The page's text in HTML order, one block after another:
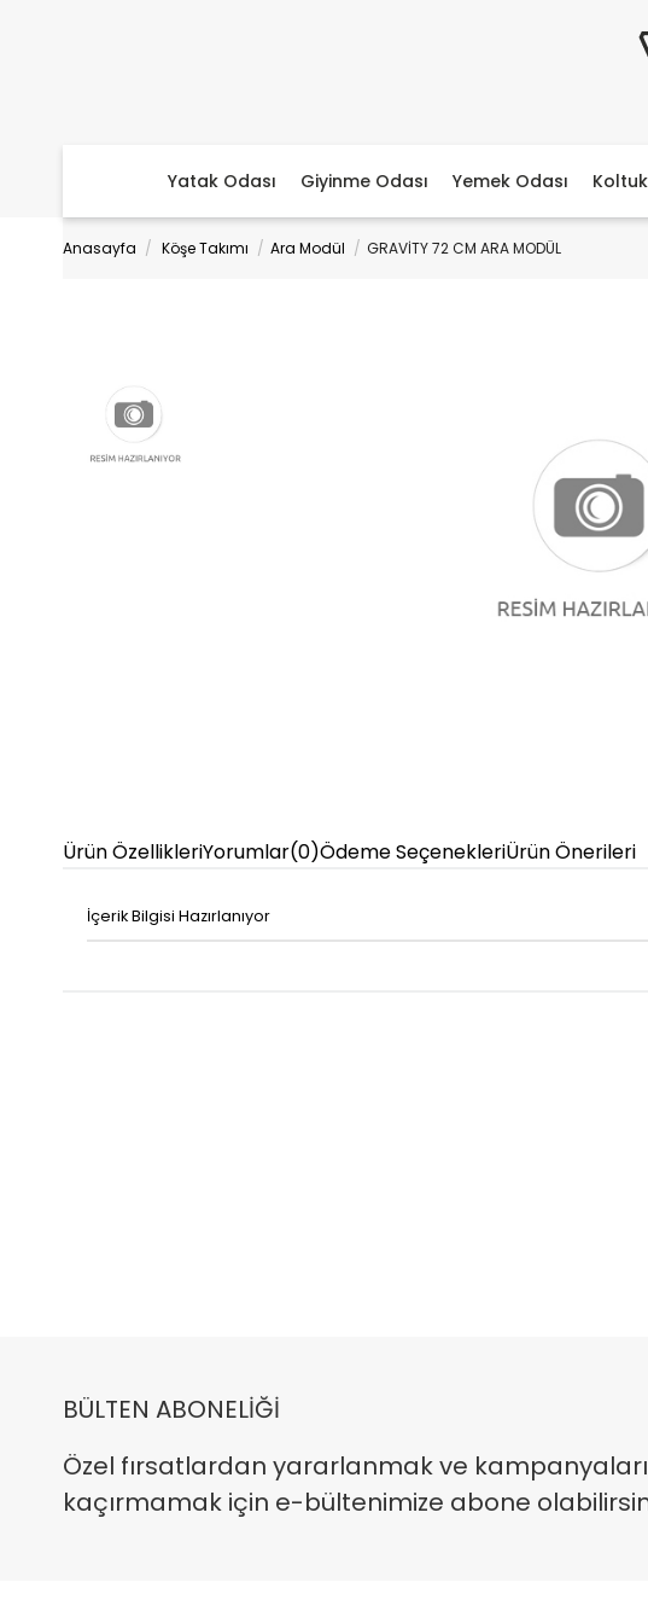
Yatak Odası Giyinme Odası Yemek Odası Koltuk
Anasayfa Köşe Takımı Ara Modül GRAVİTY 72 CM ARA MODÜL
Ürün ÖzellikleriYorumlar(0)Ödeme SeçenekleriÜrün Önerileri
İçerik Bilgisi Hazırlanıyor
BÜLTEN ABONELİĞİ
Özel fırsatlardan yararlanmak ve kampanyaları
kaçırmamak için e-bültenimize abone